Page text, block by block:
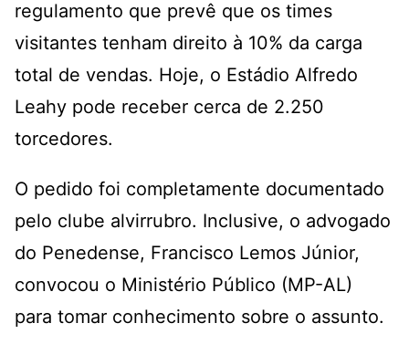
regulamento que prevê que os times
visitantes tenham direito à 10% da carga
total de vendas. Hoje, o Estádio Alfredo
Leahy pode receber cerca de 2.250
torcedores.
O pedido foi completamente documentado
pelo clube alvirrubro. Inclusive, o advogado
do Penedense, Francisco Lemos Júnior,
convocou o Ministério Público (MP-AL)
para tomar conhecimento sobre o assunto.